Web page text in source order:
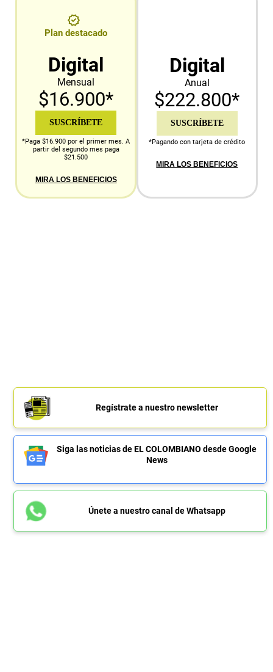
Plan destacado
Digital
Mensual
$16.900*
SUSCRÍBETE
*Paga $16.900 por el primer mes. A
partir del segundo mes paga
$21.500
MIRA LOS BENEFICIOS
Digital
Anual
$222.800*
SUSCRÍBETE
*Pagando con tarjeta de crédito
MIRA LOS BENEFICIOS
Regístrate a nuestro newsletter
Siga las noticias de EL COLOMBIANO desde Google
News
Únete a nuestro canal de Whatsapp